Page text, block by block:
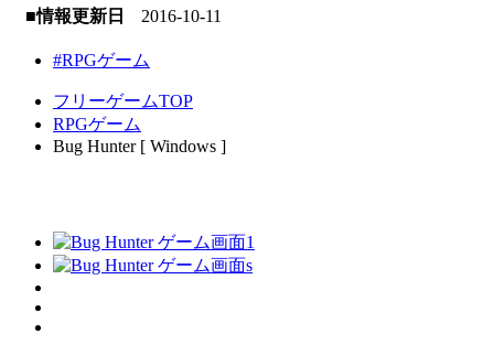
■情報更新日 2016-10-11
#RPGゲーム
フリーゲームTOP
RPGゲーム
Bug Hunter [ Windows ]